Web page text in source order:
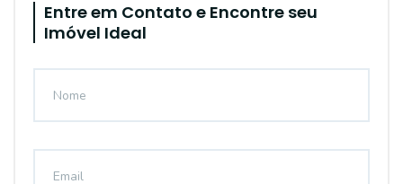
Entre em Contato e Encontre seu
Imóvel Ideal